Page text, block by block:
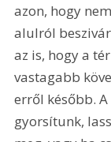
azon, hogy
alulról
az is, hogy a
vastagabb
erről később.
gyorsítunk,